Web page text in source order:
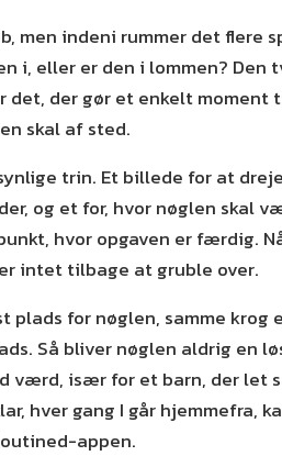
men indeni rummer det flere
i, eller er den i lommen? Den
der gør et enkelt moment
skal af sted.
trin. Et billede for at
og et for, hvor nøglen skal
hvor opgaven er færdig.
intet tilbage at gruble over.
for nøglen, samme krog
Så bliver nøglen aldrig en
værd, især for et barn, der let
hver gang I går hjemmefra,
appen.